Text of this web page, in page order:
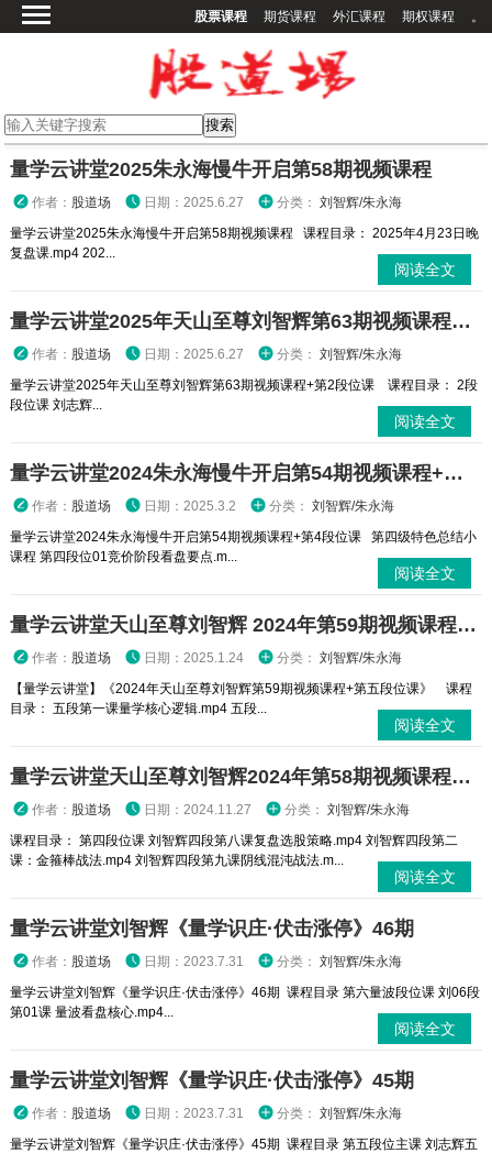
股票课程 期货课程 外汇课程 期权课程 。
期货课程
期权课程
外汇课程
高校课程
量学云讲堂2025朱永海慢牛开启第58期视频课程
作者： 股道场 日期：2025.6.27 分类： 刘智辉/朱永海
量学云讲堂2025朱永海慢牛开启第58期视频课程 课程目录： 2025年4月23日晚
复盘课.mp4 202...
阅读全文
量学云讲堂2025年天山至尊刘智辉第63期视频课程+第2段位课
作者： 股道场 日期：2025.6.27 分类： 刘智辉/朱永海
量学云讲堂2025年天山至尊刘智辉第63期视频课程+第2段位课 课程目录： 2段
段位课 刘志辉...
阅读全文
量学云讲堂2024朱永海慢牛开启第54期视频课程+第4段位课
作者： 股道场 日期：2025.3.2 分类： 刘智辉/朱永海
量学云讲堂2024朱永海慢牛开启第54期视频课程+第4段位课 第四级特色总结小
课程 第四段位01竞价阶段看盘要点.m...
阅读全文
量学云讲堂天山至尊刘智辉 2024年第59期视频课程+第五段位课
作者： 股道场 日期：2025.1.24 分类： 刘智辉/朱永海
【量学云讲堂】《2024年天山至尊刘智辉第59期视频课程+第五段位课》 课程
目录： 五段第一课量学核心逻辑.mp4 五段...
阅读全文
量学云讲堂天山至尊刘智辉2024年第58期视频课程+第四段位课
作者： 股道场 日期：2024.11.27 分类： 刘智辉/朱永海
课程目录： 第四段位课 刘智辉四段第八课复盘选股策略.mp4 刘智辉四段第二
课：金箍棒战法.mp4 刘智辉四段第九课阴线混沌战法.m...
阅读全文
量学云讲堂刘智辉《量学识庄·伏击涨停》46期
作者： 股道场 日期：2023.7.31 分类： 刘智辉/朱永海
量学云讲堂刘智辉《量学识庄·伏击涨停》46期 课程目录 第六量波段位课 刘06段
第01课 量波看盘核心.mp4...
阅读全文
量学云讲堂刘智辉《量学识庄·伏击涨停》45期
作者： 股道场 日期：2023.7.31 分类： 刘智辉/朱永海
量学云讲堂刘智辉《量学识庄·伏击涨停》45期 课程目录 第五段位主课 刘志辉五